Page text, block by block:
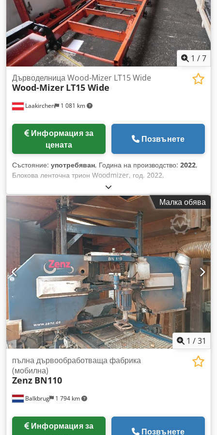
за къси трупи, устройство за завъртане на трупи, централен
стягащ механизъм за трупи Лазер Одобрение за движение
по пътища Задната броня е леко огъната, но напълно
функционална. Допълнително включено: Около 60 ленти
Покривно платнище Почти нов CookiMizer Държач за къси
и тънки трупи на Hesener и допълнителни аксесоари като
резервни водещи ролки и др.
1 /7
Laakirchen 1 081 km
Дърводелница Wood-Mizer LT15 Wide
Wood-Mizer LT15 Wide
Информация за
цената
Позвънете
Състояние: употребяван, Година на производство: 2022,
Блокова ленточна трион Woodmizer, год. 2022,
включително предрезачка, електрическо регулиране на
височината, електрическо подаване, максимален диаметър
на трупа 900 мм, 11 kW, дължина на рязане 10 м, 1000 кг
Dedpfx Aoxlnf Aec Uock
Малка обява
1 /31
Balkbrug 1 794 km
пълна дървообработваща фабрика
(мобилна)
Zenz BN110
Информация за
Позвънете